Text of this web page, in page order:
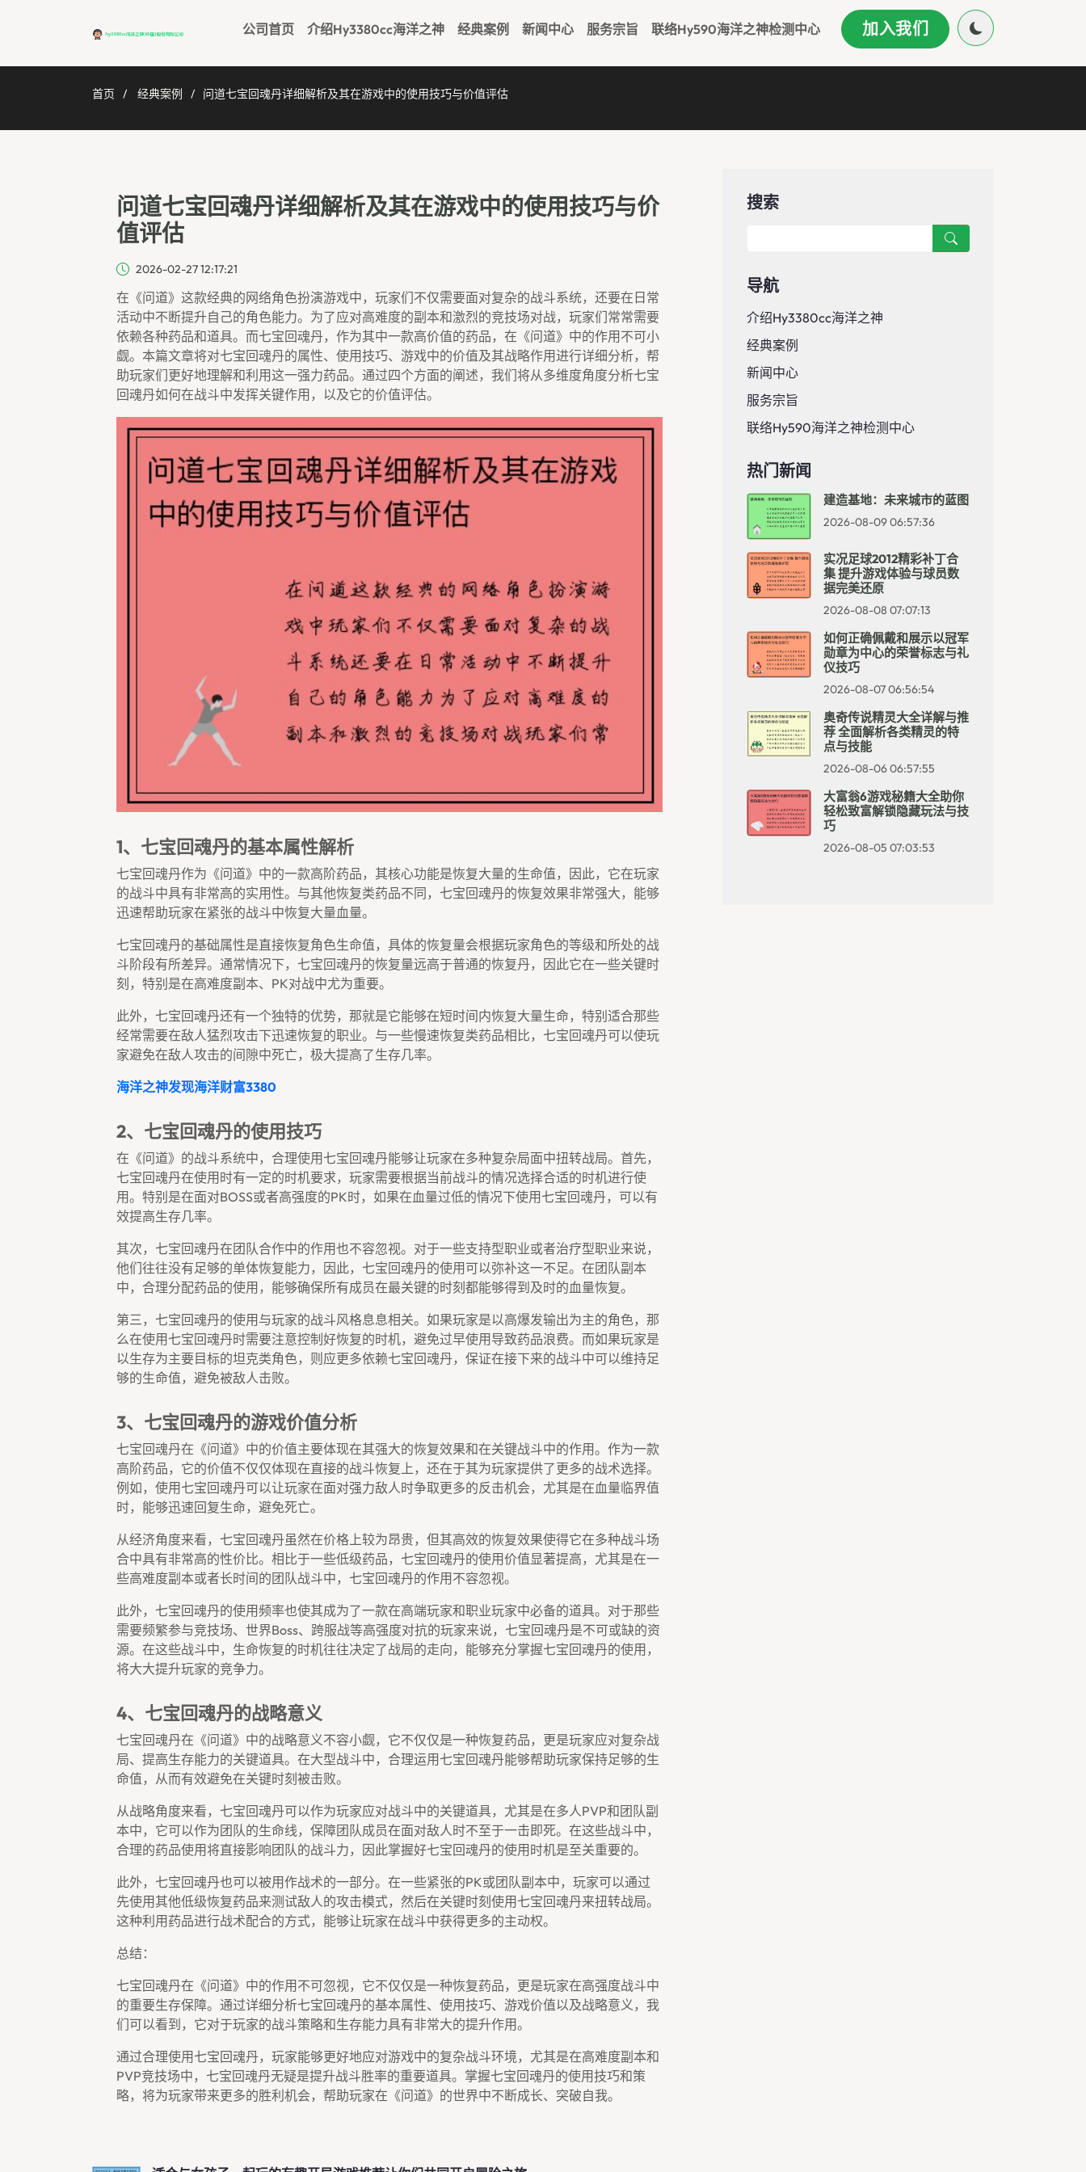
公司首页 介绍hy3380cc海洋之神 经典案例 新闻中心 服务宗旨 联络hy590海洋之神检测中心 加入我们
首页 经典案例 问道七宝回魂丹详细解析及其在游戏中的使用技巧与价值评估
问道七宝回魂丹详细解析及其在游戏中的使用技巧与价
值评估
2026-02-27 12:17:21
在《问道》这款经典的网络角色扮演游戏中，玩家们不仅需要面对复杂的战斗系统，还要在日常
活动中不断提升自己的角色能力。为了应对高难度的副本和激烈的竞技场对战，玩家们常常需要
依赖各种药品和道具。而七宝回魂丹，作为其中一款高价值的药品，在《问道》中的作用不可小
觑。本篇文章将对七宝回魂丹的属性、使用技巧、游戏中的价值及其战略作用进行详细分析，帮
助玩家们更好地理解和利用这一强力药品。通过四个方面的阐述，我们将从多维度角度分析七宝
回魂丹如何在战斗中发挥关键作用，以及它的价值评估。
1、七宝回魂丹的基本属性解析
七宝回魂丹作为《问道》中的一款高阶药品，其核心功能是恢复大量的生命值，因此，它在玩家
的战斗中具有非常高的实用性。与其他恢复类药品不同，七宝回魂丹的恢复效果非常强大，能够
迅速帮助玩家在紧张的战斗中恢复大量血量。
七宝回魂丹的基础属性是直接恢复角色生命值，具体的恢复量会根据玩家角色的等级和所处的战
斗阶段有所差异。通常情况下，七宝回魂丹的恢复量远高于普通的恢复丹，因此它在一些关键时
刻，特别是在高难度副本、PK对战中尤为重要。
此外，七宝回魂丹还有一个独特的优势，那就是它能够在短时间内恢复大量生命，特别适合那些
经常需要在敌人猛烈攻击下迅速恢复的职业。与一些慢速恢复类药品相比，七宝回魂丹可以使玩
家避免在敌人攻击的间隙中死亡，极大提高了生存几率。
海洋之神发现海洋财富3380
2、七宝回魂丹的使用技巧
在《问道》的战斗系统中，合理使用七宝回魂丹能够让玩家在多种复杂局面中扭转战局。首先，
七宝回魂丹在使用时有一定的时机要求，玩家需要根据当前战斗的情况选择合适的时机进行使
用。特别是在面对BOSS或者高强度的PK时，如果在血量过低的情况下使用七宝回魂丹，可以有
效提高生存几率。
其次，七宝回魂丹在团队合作中的作用也不容忽视。对于一些支持型职业或者治疗型职业来说，
他们往往没有足够的单体恢复能力，因此，七宝回魂丹的使用可以弥补这一不足。在团队副本
中，合理分配药品的使用，能够确保所有成员在最关键的时刻都能够得到及时的血量恢复。
第三，七宝回魂丹的使用与玩家的战斗风格息息相关。如果玩家是以高爆发输出为主的角色，那
么在使用七宝回魂丹时需要注意控制好恢复的时机，避免过早使用导致药品浪费。而如果玩家是
以生存为主要目标的坦克类角色，则应更多依赖七宝回魂丹，保证在接下来的战斗中可以维持足
够的生命值，避免被敌人击败。
3、七宝回魂丹的游戏价值分析
七宝回魂丹在《问道》中的价值主要体现在其强大的恢复效果和在关键战斗中的作用。作为一款
高阶药品，它的价值不仅仅体现在直接的战斗恢复上，还在于其为玩家提供了更多的战术选择。
例如，使用七宝回魂丹可以让玩家在面对强力敌人时争取更多的反击机会，尤其是在血量临界值
时，能够迅速回复生命，避免死亡。
从经济角度来看，七宝回魂丹虽然在价格上较为昂贵，但其高效的恢复效果使得它在多种战斗场
合中具有非常高的性价比。相比于一些低级药品，七宝回魂丹的使用价值显著提高，尤其是在一
些高难度副本或者长时间的团队战斗中，七宝回魂丹的作用不容忽视。
此外，七宝回魂丹的使用频率也使其成为了一款在高端玩家和职业玩家中必备的道具。对于那些
需要频繁参与竞技场、世界boss、跨服战等高强度对抗的玩家来说，七宝回魂丹是不可或缺的资
源。在这些战斗中，生命恢复的时机往往决定了战局的走向，能够充分掌握七宝回魂丹的使用，
将大大提升玩家的竞争力。
4、七宝回魂丹的战略意义
七宝回魂丹在《问道》中的战略意义不容小觑，它不仅仅是一种恢复药品，更是玩家应对复杂战
局、提高生存能力的关键道具。在大型战斗中，合理运用七宝回魂丹能够帮助玩家保持足够的生
命值，从而有效避免在关键时刻被击败。
从战略角度来看，七宝回魂丹可以作为玩家应对战斗中的关键道具，尤其是在多人PVP和团队副
本中，它可以作为团队的生命线，保障团队成员在面对敌人时不至于一击即死。在这些战斗中，
合理的药品使用将直接影响团队的战斗力，因此掌握好七宝回魂丹的使用时机是至关重要的。
此外，七宝回魂丹也可以被用作战术的一部分。在一些紧张的PK或团队副本中，玩家可以通过
先使用其他低级恢复药品来测试敌人的攻击模式，然后在关键时刻使用七宝回魂丹来扭转战局。
这种利用药品进行战术配合的方式，能够让玩家在战斗中获得更多的主动权。
总结：
七宝回魂丹在《问道》中的作用不可忽视，它不仅仅是一种恢复药品，更是玩家在高强度战斗中
的重要生存保障。通过详细分析七宝回魂丹的基本属性、使用技巧、游戏价值以及战略意义，我
们可以看到，它对于玩家的战斗策略和生存能力具有非常大的提升作用。
通过合理使用七宝回魂丹，玩家能够更好地应对游戏中的复杂战斗环境，尤其是在高难度副本和
PVP竞技场中，七宝回魂丹无疑是提升战斗胜率的重要道具。掌握七宝回魂丹的使用技巧和策
略，将为玩家带来更多的胜利机会，帮助玩家在《问道》的世界中不断成长、突破自我。
搜索
导航
介绍hy3380cc海洋之神
经典案例
新闻中心
服务宗旨
联络hy590海洋之神检测中心
热门新闻
建造基地：未来城市的蓝图
2026-08-09 06:57:36
实况足球2012精彩补丁合
集 提升游戏体验与球员数
据完美还原
2026-08-08 07:07:13
如何正确佩戴和展示以冠军
勋章为中心的荣誉标志与礼
仪技巧
2026-08-07 06:56:54
奥奇传说精灵大全详解与推
荐 全面解析各类精灵的特
点与技能
2026-08-06 06:57:55
大富翁6游戏秘籍大全助你
轻松致富解锁隐藏玩法与技
巧
2026-08-05 07:03:53